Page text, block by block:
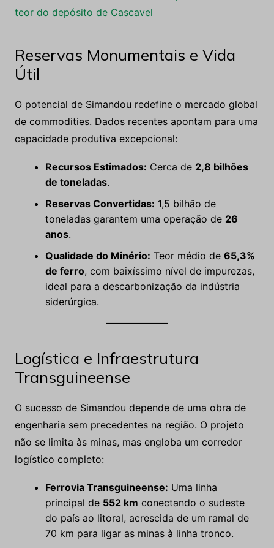
teor do depósito de Cascavel
Reservas Monumentais e Vida
Útil
O potencial de Simandou redefine o mercado global
de commodities. Dados recentes apontam para uma
capacidade produtiva excepcional:
Recursos Estimados: Cerca de 2,8 bilhões
de toneladas.
Reservas Convertidas: 1,5 bilhão de
toneladas garantem uma operação de 26
anos.
Qualidade do Minério: Teor médio de 65,3%
de ferro, com baixíssimo nível de impurezas,
ideal para a descarbonização da indústria
siderúrgica.
Logística e Infraestrutura
Transguineense
O sucesso de Simandou depende de uma obra de
engenharia sem precedentes na região. O projeto
não se limita às minas, mas engloba um corredor
logístico completo:
Ferrovia Transguineense: Uma linha
principal de 552 km conectando o sudeste
do país ao litoral, acrescida de um ramal de
70 km para ligar as minas à linha tronco.